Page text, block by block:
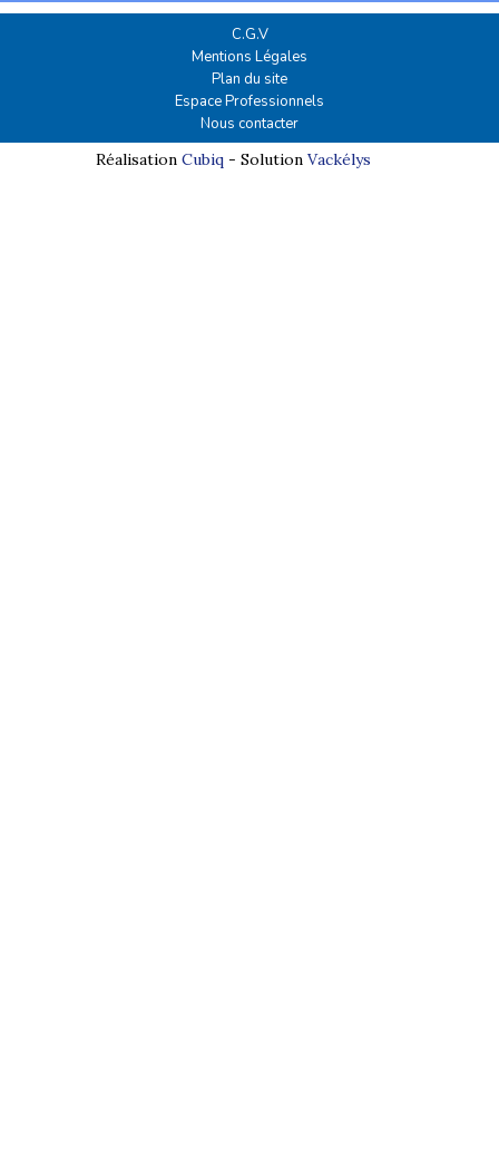
C.G.V
Mentions Légales
Plan du site
Espace Professionnels
Nous contacter
Réalisation Cubiq- Solution Vackélys